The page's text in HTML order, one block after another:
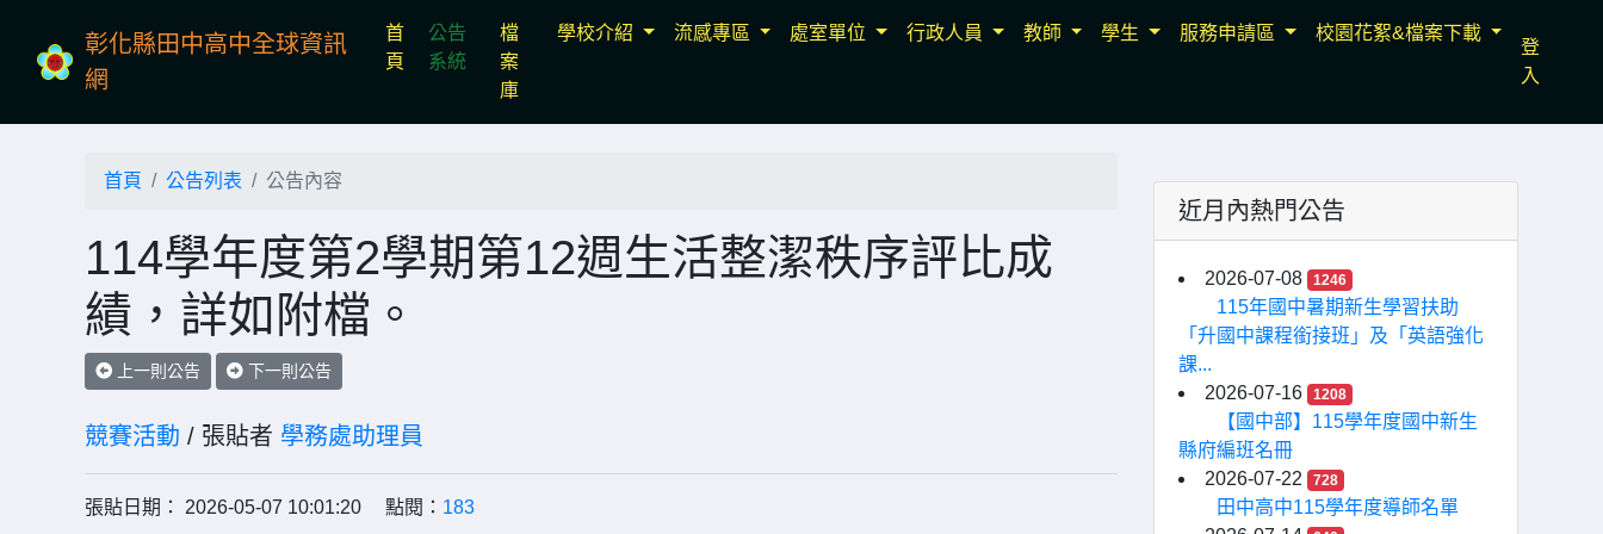
彰化縣田中高中全球資訊
網
首
頁 (current)
公告
系統
檔
案
庫
學校介紹 流感專區 處室單位 行政人員 教師 學生 服務申請區 校園花絮&檔案下載
登
入
首頁 公告列表 公告內容
114學年度第2學期第12週生活整潔秩序評比成
績，詳如附檔。
上一則公告 下一則公告
競賽活動 / 張貼者 學務處助理員
張貼日期： 2026-05-07 10:01:20 點閱： 183
近月內熱門公告
2026-07-08 1246
115年國中暑期新生學習扶助
「升國中課程銜接班」及「英語強化
課...
2026-07-16
1208
【國中部】115學年度國中新生
縣府編班名冊
2026-07-22
728
田中高中115學年度導師名單